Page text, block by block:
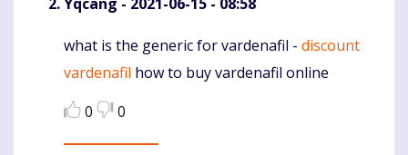
Komentaras
what is the generic for vardenafil - discount
vardenafil how to buy vardenafil online
0
0